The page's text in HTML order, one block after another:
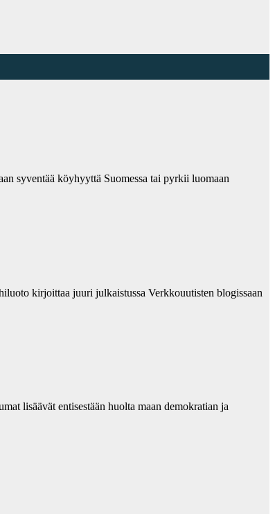
syventää köyhyyttä Suomessa tai pyrkii luomaan
kirjoittaa juuri julkaistussa Verkkouutisten blogissaan
lisäävät entisestään huolta maan demokratian ja